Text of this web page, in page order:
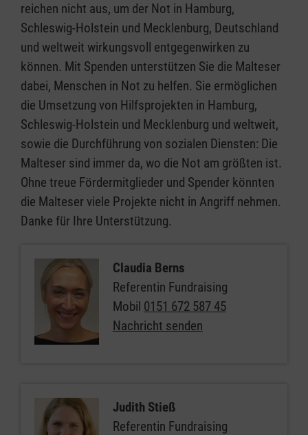
reichen nicht aus, um der Not in Hamburg,
Schleswig-Holstein und Mecklenburg, Deutschland
und weltweit wirkungsvoll entgegenwirken zu
können. Mit Spenden unterstützen Sie die Malteser
dabei, Menschen in Not zu helfen. Sie ermöglichen
die Umsetzung von Hilfsprojekten in Hamburg,
Schleswig-Holstein und Mecklenburg und weltweit,
sowie die Durchführung von sozialen Diensten: Die
Malteser sind immer da, wo die Not am größten ist.
Ohne treue Fördermitglieder und Spender könnten
die Malteser viele Projekte nicht in Angriff nehmen.
Danke für Ihre Unterstützung.
Claudia Berns
Referentin Fundraising
Mobil 0151 672 587 45
Nachricht senden
Judith Stieß
Referentin Fundraising